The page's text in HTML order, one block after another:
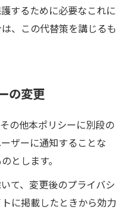
するために必要なこれに
、この代替策を講じるも
の変更
の他本ポリシーに別段の
ザーに通知することな
とします。
て、変更後のプライバシ
に掲載したときから効力